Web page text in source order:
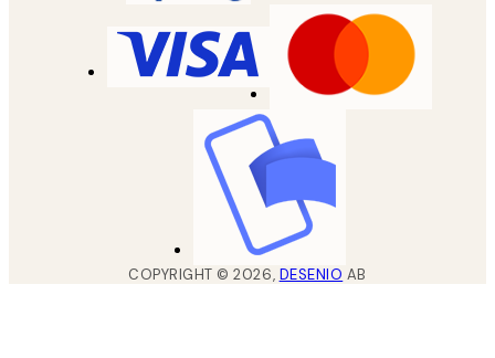
COPYRIGHT ©2026, DESENIO AB